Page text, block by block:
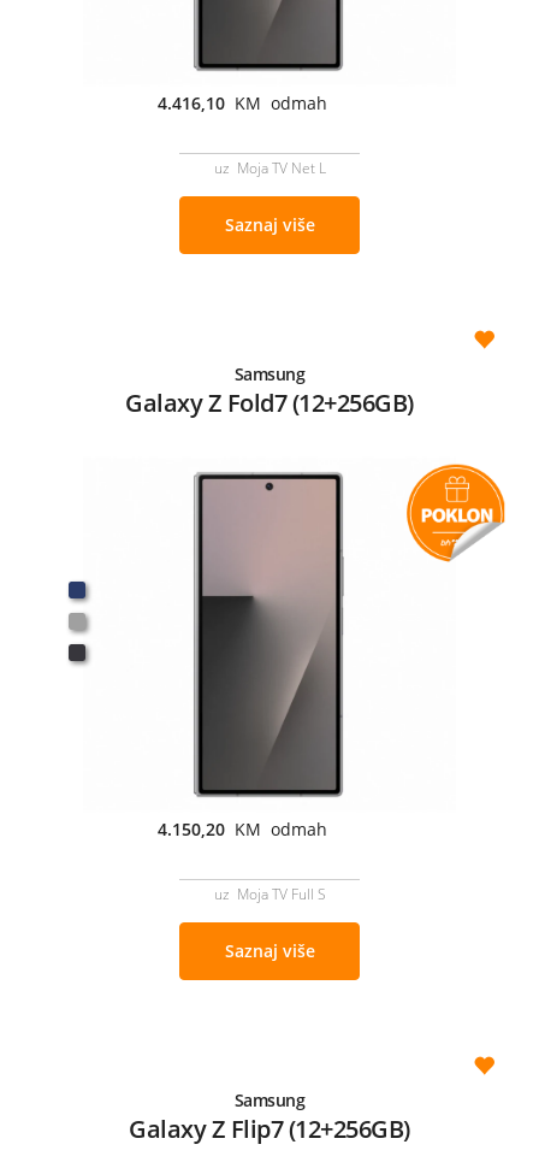
4.416,10 KM odmah
uz Moja TV Net L
Saznaj više
Samsung
Galaxy Z Fold7 (12+256GB)
4.150,20 KM odmah
uz Moja TV Full S
Saznaj više
Samsung
Galaxy Z Flip7 (12+256GB)